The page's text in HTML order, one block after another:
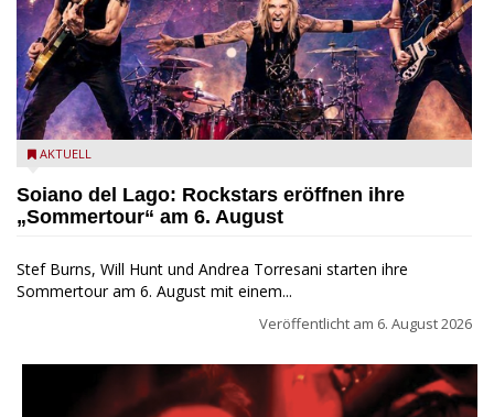
Stef Burns, Will Hunt und Andrea Torresani im Summer Rock
AKTUELL
Soiano del Lago: Rockstars eröffnen ihre
„Sommertour“ am 6. August
Stef Burns, Will Hunt und Andrea Torresani starten ihre
Sommertour am 6. August mit einem...
Veröffentlicht am 6. August 2026